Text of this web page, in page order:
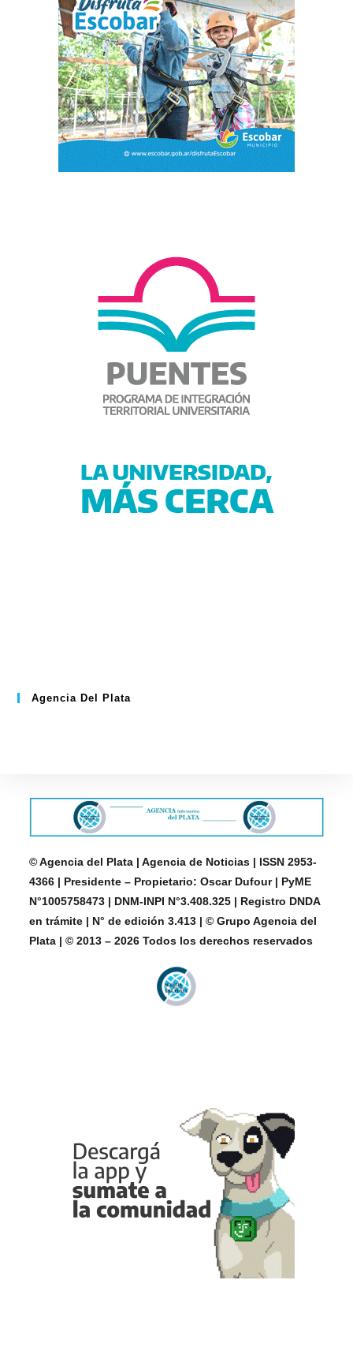
Agencia Del Plata
© Agencia del Plata | Agencia de Noticias | ISSN 2953-
4366 | Presidente – Propietario: Oscar Dufour | PyME
N°1005758473 | DNM-INPI N°3.408.325 | Registro DNDA
en trámite | N° de edición 3.413 | © Grupo Agencia del
Plata | © 2013 – 2026 Todos los derechos reservados